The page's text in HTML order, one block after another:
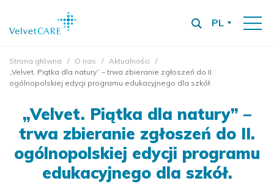
PL
Strona główna O nas
Aktualności
„Velvet. Piątka dla natury” – trwa zbieranie zgłoszeń do II.
ogólnopolskiej edycji programu edukacyjnego dla szkół.
„Velvet. Piątka dla natury” –
trwa zbieranie zgłoszeń do II.
ogólnopolskiej edycji programu
edukacyjnego dla szkół.